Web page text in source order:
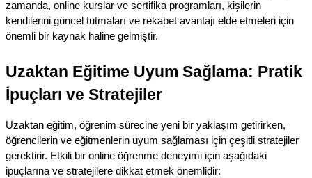
zamanda, online kurslar ve sertifika programları, kişilerin
kendilerini güncel tutmaları ve rekabet avantajı elde etmeleri için
önemli bir kaynak haline gelmiştir.
Uzaktan Eğitime Uyum Sağlama: Pratik
İpuçları ve Stratejiler
Uzaktan eğitim, öğrenim sürecine yeni bir yaklaşım getirirken,
öğrencilerin ve eğitmenlerin uyum sağlaması için çeşitli stratejiler
gerektirir. Etkili bir online öğrenme deneyimi için aşağıdaki
ipuçlarına ve stratejilere dikkat etmek önemlidir: